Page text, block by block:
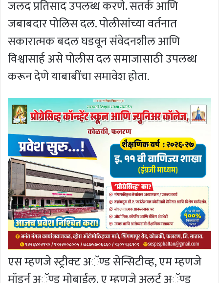
जलद प्रतिसाद उपलब्ध करणे. सतर्क आणि
जबाबदार पोलिस दल. पोलीसांच्या वर्तनात
सकारात्मक बदल घडवून संवेदनशील आणि
विश्वासार्ह असे पोलीस दल समाजासाठी उपलब्ध
करून देणे याबाबींचा समावेश होता.
एस म्‍हणजे स्‍ट्रीक्‍ट अॅण्‍ड सेन्सिटीव्‍ह, एम म्‍हणजे